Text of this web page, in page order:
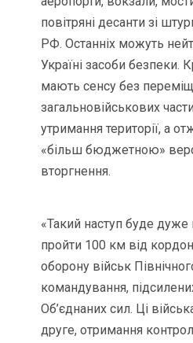
повітряні десанти зі
РФ. Останніх можуть
Україні засоби безпеки.
мають сенсу без
загальновійськових
утримання території, а
«більш бюджетною»
вторгнення.
«Такий наступ буде
пройти 100 км від
оборону військ
командування,
Об’єднаних сил. Ці
друге, отримання